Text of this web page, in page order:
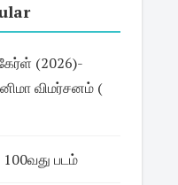
(2026)-
விமர்சனம் (
100வது படம்